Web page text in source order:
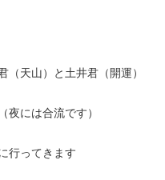
（天山）と土井君（開運）
夜には合流です）
行ってきます